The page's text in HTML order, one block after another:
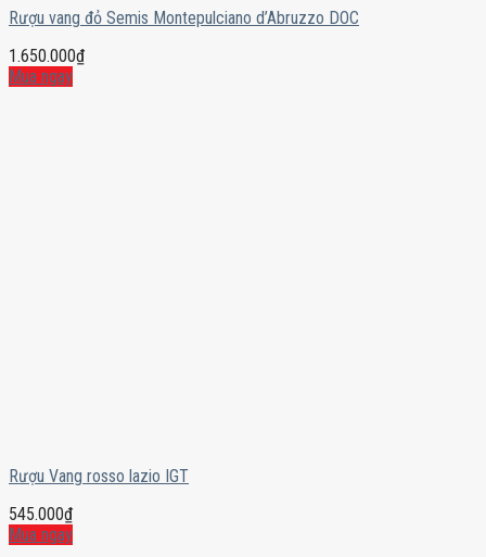
Rượu vang đỏ Semis Montepulciano d’Abruzzo DOC
1.650.000₫
Mua ngay
Rượu Vang rosso lazio IGT
545.000₫
Mua ngay